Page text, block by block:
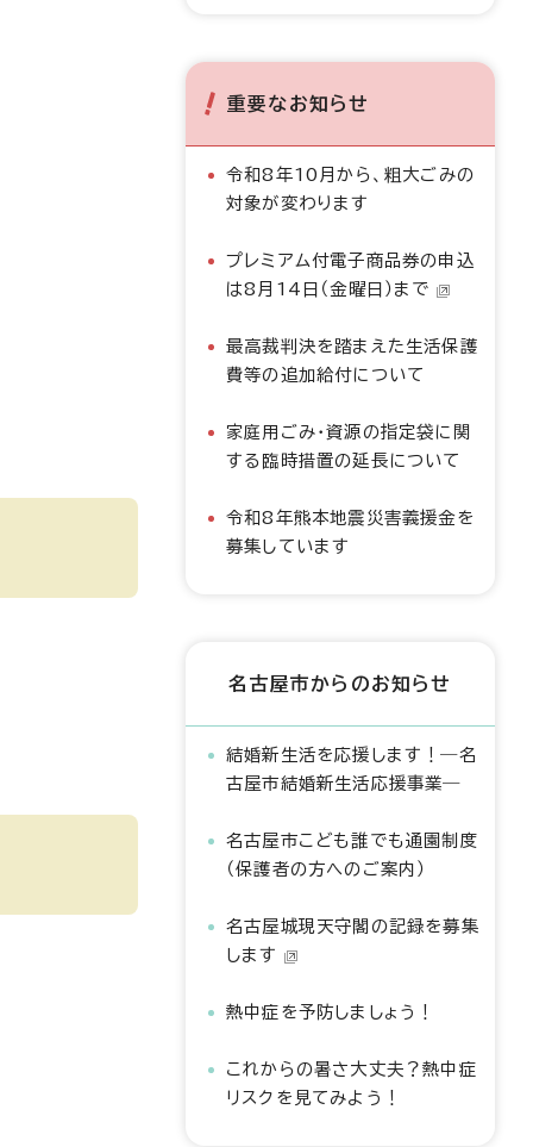
重要なお知らせ
令和8年10月から、粗大ごみの
対象が変わります
プレミアム付電子商品券の申込
は8月14日（金曜日）まで
最高裁判決を踏まえた生活保護
費等の追加給付について
家庭用ごみ・資源の指定袋に関
する臨時措置の延長について
令和8年熊本地震災害義援金を
募集しています
名古屋市からのお知らせ
結婚新生活を応援します！―名
古屋市結婚新生活応援事業―
名古屋市こども誰でも通園制度
（保護者の方へのご案内）
名古屋城現天守閣の記録を募集
します
熱中症を予防しましょう！
これからの暑さ大丈夫？熱中症
リスクを見てみよう！